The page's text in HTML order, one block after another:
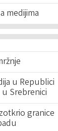
medijima
u Republici
Srebrenici
granice